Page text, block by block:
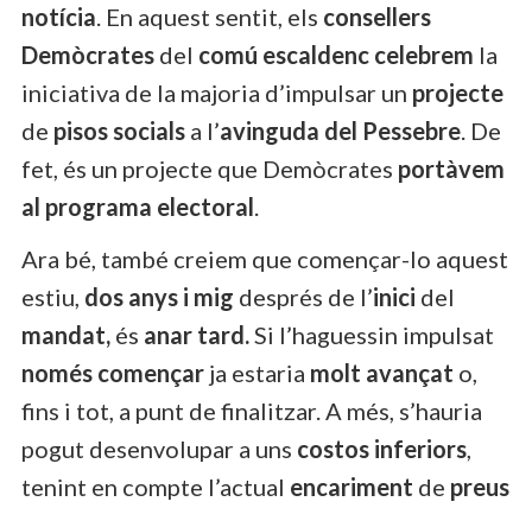
notícia. En aquest sentit, els consellers
Demòcrates del comú escaldenc celebrem la
iniciativa de la majoria d’impulsar un projecte
de pisos socials a l’avinguda del Pessebre. De
fet, és un projecte que Demòcrates portàvem
al programa electoral.
Ara bé, també creiem que començar-lo aquest
estiu, dos anys i mig després de l’inici del
mandat, és anar tard.Si l’haguessin impulsat
només començar ja estaria molt avançat o,
fins i tot, a punt de finalitzar. A més, s’hauria
pogut desenvolupar a uns costos inferiors,
tenint en compte l’actual encariment de preus